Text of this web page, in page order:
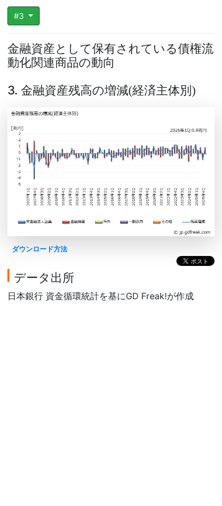
#3
金融資産として保有されている債権流
動化関連商品の動向
3. 金融資産残高の増減(経済主体別 )
ダウンロード方法
データ出所
日本銀行 資金循環統計を基にGD Freak!が作成